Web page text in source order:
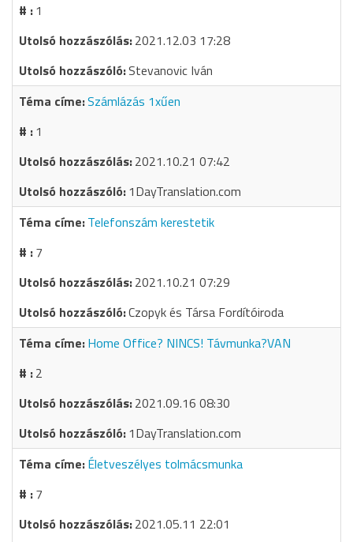
1
2021.12.03 17:28
Stevanovic Iván
Számlázás 1xűen
1
2021.10.21 07:42
1DayTranslation.com
Telefonszám kerestetik
7
2021.10.21 07:29
Czopyk és Társa Fordítóiroda
Home Office? NINCS! Távmunka?VAN
2
2021.09.16 08:30
1DayTranslation.com
Életveszélyes tolmácsmunka
7
2021.05.11 22:01